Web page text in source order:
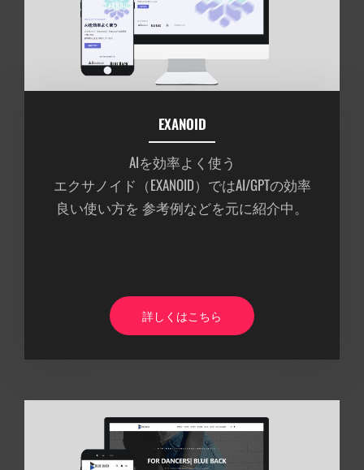
EXANOID
AIを効率よく使う
エクサノイド（EXANOID）ではAI/GPTの効率
良い使い方を 参考例などを元に紹介中。
詳しくはこちら